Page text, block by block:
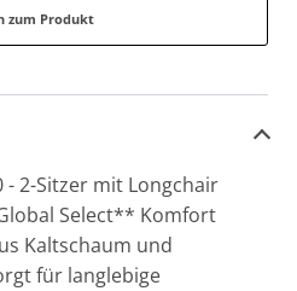
zum Produkt
- 2-Sitzer mit Longchair
Select** Komfort
Kaltschaum und
für langlebige